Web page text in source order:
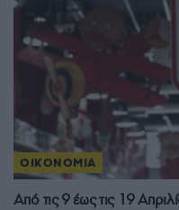
ΟΙΚΟΝΟΜΙΑ
Από τις 9 έως τις 19